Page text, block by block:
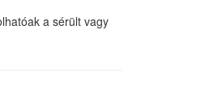
a sérült vagy